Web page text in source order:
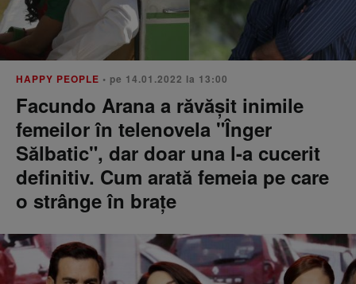
HAPPY PEOPLE • pe 14.01.2022 la 13:00
Facundo Arana a răvășit inimile
femeilor în telenovela "Înger
Sălbatic", dar doar una l-a cucerit
definitiv. Cum arată femeia pe care
o strânge în brațe